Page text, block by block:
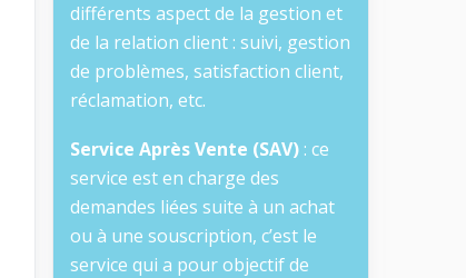
différents aspect de la gestion et
de la relation client : suivi, gestion
de problèmes, satisfaction client,
réclamation, etc.
Service Après Vente (SAV) : ce
service est en charge des
demandes liées suite à un achat
ou à une souscription, c’est le
service qui a pour objectif de